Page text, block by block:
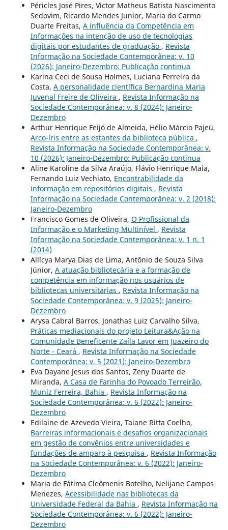
Péricles José Pires, Victor Matheus Batista Nascimento
Sedovim, Ricardo Mendes Junior, Maria do Carmo
Duarte Freitas, A influência da Competência em
Informações na intenção de uso de tecnologias
digitais por estudantes de graduação , Revista
Informação na Sociedade Contemporânea: v. 10
(2026): Janeiro-Dezembro: Publicação continua
Karina Ceci de Sousa Holmes, Luciana Ferreira da
Costa, A personalidade científica Bernardina Maria
Juvenal Freire de Oliveira , Revista Informação na
Sociedade Contemporânea: v. 8 (2024): Janeiro-
Dezembro
Arthur Henrique Feijó de Almeida, Hélio Márcio Pajeú,
Arco-íris entre as estantes da biblioteca pública ,
Revista Informação na Sociedade Contemporânea: v.
10 (2026): Janeiro-Dezembro: Publicação continua
Aline Karoline da Silva Araújo, Flávio Henrique Maia,
Fernando Luiz Vechiato, Encontrabilidade da
informação em repositórios digitais , Revista
Informação na Sociedade Contemporânea: v. 2 (2018):
Janeiro-Dezembro
Francisco Gomes de Oliveira, O Profissional da
Informação e o Marketing Multinível , Revista
Informação na Sociedade Contemporânea: v. 1 n. 1
(2014)
Allícya Marya Dias de Lima, Antônio de Souza Silva
Júnior, A atuação bibliotecária e a formação de
competência em informação nos usuários de
bibliotecas universitárias , Revista Informação na
Sociedade Contemporânea: v. 9 (2025): Janeiro-
Dezembro
Arysa Cabral Barros, Jonathas Luiz Carvalho Silva,
Práticas mediacionais do projeto Leitura&Ação na
Comunidade Beneficente Zaíla Lavor em Juazeiro do
Norte - Ceará , Revista Informação na Sociedade
Contemporânea: v. 5 (2021): Janeiro-Dezembro
Eva Dayane Jesus dos Santos, Zeny Duarte de
Miranda, A Casa de Farinha do Povoado Terreirão,
Muniz Ferreira, Bahia , Revista Informação na
Sociedade Contemporânea: v. 6 (2022): Janeiro-
Dezembro
Edilaine de Azevedo Vieira, Taiane Ritta Coelho,
Barreiras informacionais e desafios organizacionais
em gestão de convênios entre universidades e
fundações de amparo à pesquisa , Revista Informação
na Sociedade Contemporânea: v. 6 (2022): Janeiro-
Dezembro
Maria de Fátima Cleômenis Botelho, Nelijane Campos
Menezes, Acessibilidade nas bibliotecas da
Universidade Federal da Bahia , Revista Informação na
Sociedade Contemporânea: v. 6 (2022): Janeiro-
Dezembro